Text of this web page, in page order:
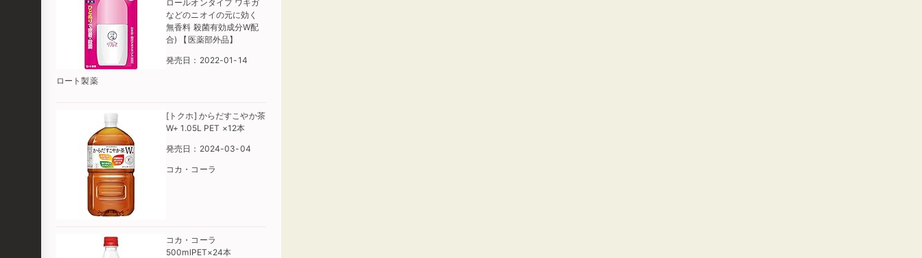
ロールオンタイプ ワキガ
などのニオイの元に効く
無香料 殺菌有効成分W配
合) 【医薬部外品】
発売日：2022-01-14
ロート製薬
[トクホ] からだすこやか茶
W+ 1.05L PET ×12本
発売日：2024-03-04
コカ・コーラ
コカ・コーラ
500mlPET×24本